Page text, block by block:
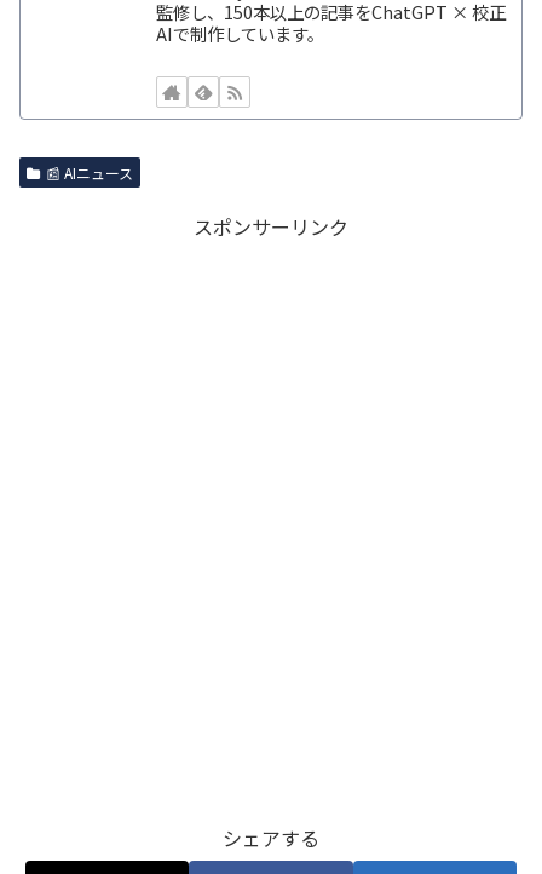
監修し、150本以上の記事をChatGPT × 校正
AIで制作しています。
📰 AIニュース
スポンサーリンク
シェアする